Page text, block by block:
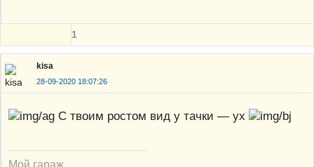
1
kisa
28-09-2020 18:07:26
С твоим ростом вид у тачки — ух
Мой гараж